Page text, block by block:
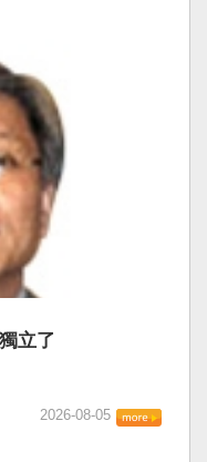
年論壇主題聚焦
的因應聯防，以
出台灣在國際社
能承擔的國際責
民主成就受到國際
威脅，台灣不會
坐視中國將壓迫
與地區。 賴清德
落實「集體防
國防力量、強化
台灣也將善用
榮。 最後，賴清
質供給」。顯然
業採購經理人指
幅滑落至四十九．
％，更一舉跌破
綜合PMI產出指數
習近平的梭哈
上不得不兩處承
對各種外部衝擊和
重視經濟運行中
的例如公平競
業之間拖欠已經
「抓好『一老一
立了
不會捲入迄今仍
2026-08-05